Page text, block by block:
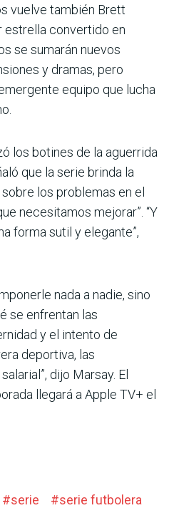
vuelve también Brett
estrella convertido en
se sumarán nuevos
y dramas, pero
equipo que lucha
los botines de la aguerrida
que la serie brinda la
los problemas en el
necesitamos mejorar”. “Y
forma sutil y elegante”,
nada a nadie, sino
se enfrentan las
y el intento de
deportiva, las
dijo Marsay. El
llegará a Apple TV+ el
#serie #serie futbolera